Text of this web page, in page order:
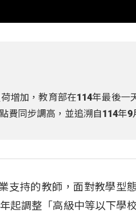
增加，教育部在114年最後一
費同步調高，並追溯自114年
支持的教師，面對教學型
起調整「高級中等以下學